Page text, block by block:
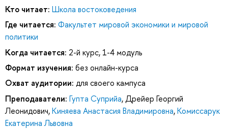
Кто читает: Школа востоковедения
Где читается: Факультет мировой экономики и мировой
политики
Когда читается: 2-й курс, 1-4 модуль
Формат изучения: без онлайн-курса
Охват аудитории: для своего кампуса
Преподаватели: Гупта Суприйа,Дрейер Георгий
Леонидович,Киняева Анастасия Владимировна,Комиссарук
Екатерина Львовна